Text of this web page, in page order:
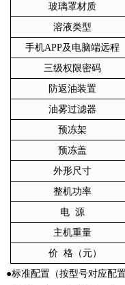
玻璃罩材质
溶液类型
手机APP及电脑端远程
三级权限密码
防返油装置
油雾过滤器
预冻架
预冻盖
外形尺寸
整机功率
电源
主机重量
价 格（元）
●标准配置（按型号对应配置